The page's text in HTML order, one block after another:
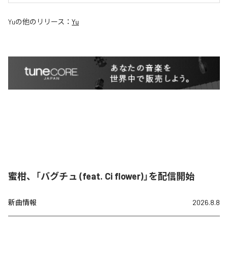
Yuの他のリリース： Yu
蜜柑、「バグチュ (feat. Ci flower)」を配信開始
新曲情報 2026.8.8